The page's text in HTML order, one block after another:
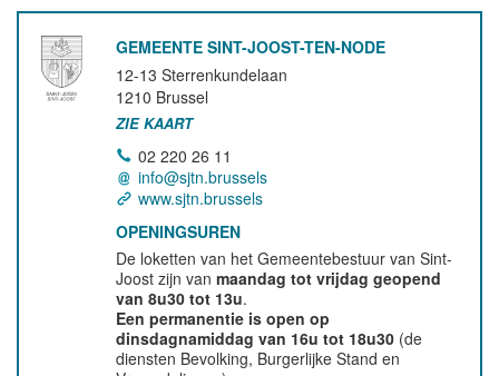
GEMEENTE SINT-JOOST-TEN-NODE
12-13 Sterrenkundelaan
1210 Brussel
ZIE KAART
02 220 26 11
info@sjtn.brussels
www.sjtn.brussels
OPENINGSUREN
De loketten van het Gemeentebestuur van Sint-
Joost zijn vanmaandag tot vrijdag geopend
van 8u30 tot 13u.
Een permanentie is open op
dinsdagnamiddag van 16u tot 18u30 (de
diensten Bevolking, Burgerlijke Stand en